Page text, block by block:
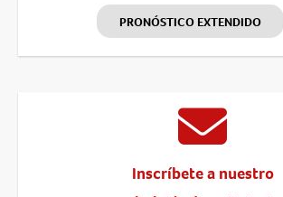
PRONÓSTICO EXTENDIDO
Inscríbete a nuestro